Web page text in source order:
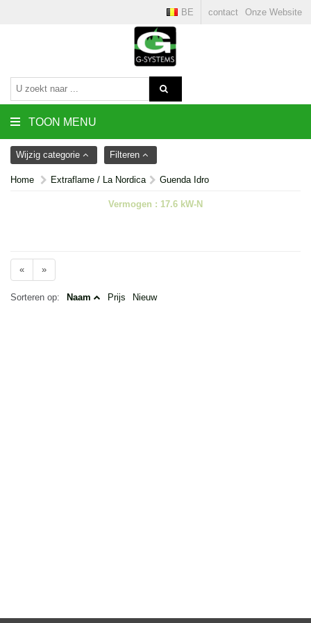
contact Onze Website
BE
TOON MENU
Wijzig categorie Filteren
Home Extraflame / La Nordica Guenda Idro
Vermogen : 17.6 kW-N
« »
Sorteren op: Naam Prijs Nieuw